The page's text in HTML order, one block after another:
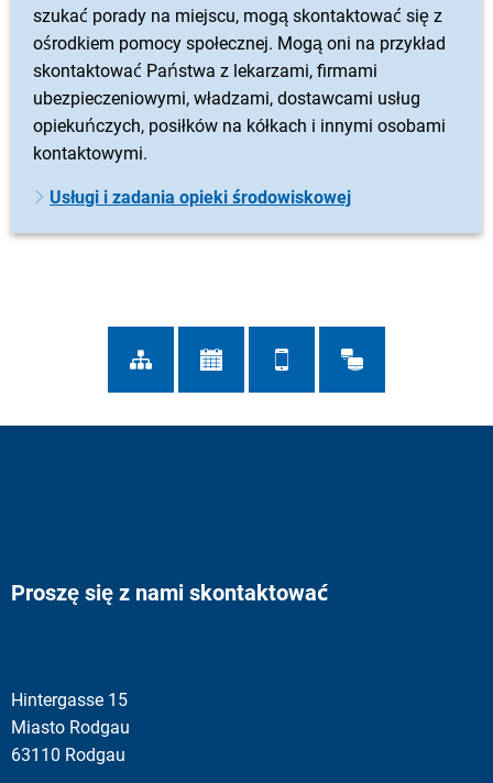
szukać porady na miejscu, mogą skontaktować się z
ośrodkiem pomocy społecznej. Mogą oni na przykład
skontaktować Państwa z lekarzami, firmami
ubezpieczeniowymi, władzami, dostawcami usług
opiekuńczych, posiłków na kółkach i innymi osobami
kontaktowymi.
Usługi i zadania opieki środowiskowej
Proszę się z nami skontaktować
Hintergasse 15
Miasto Rodgau
63110 Rodgau